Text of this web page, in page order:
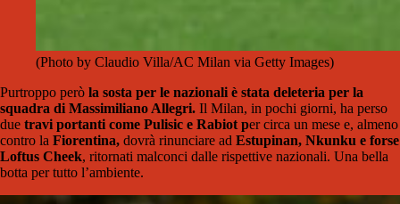
(Photo by Claudio Villa/AC Milan via Getty Images)
Purtroppo però la sosta per le nazionali è stata deleteria per la
squadra di Massimiliano Allegri. Il Milan, in pochi giorni, ha perso
due travi portanti come Pulisic e Rabiot per circa un mese e, almeno
contro la Fiorentina, dovrà rinunciare ad Estupinan, Nkunku e forse
Loftus Cheek, ritornati malconci dalle rispettive nazionali. Una bella
botta per tutto l’ambiente.